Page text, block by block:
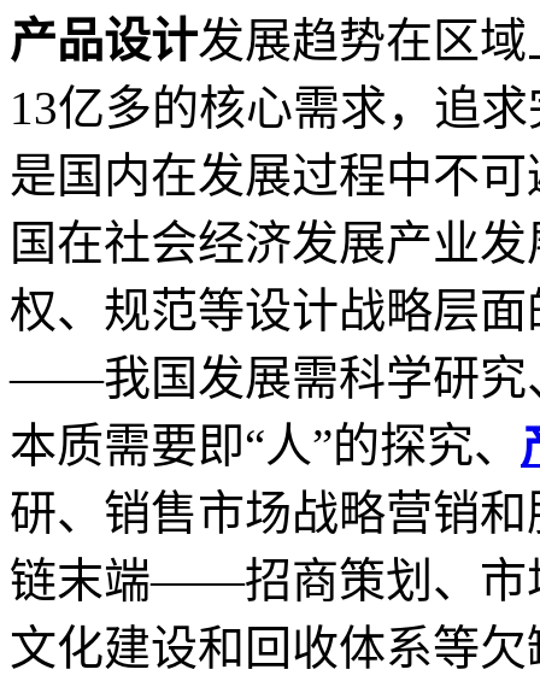
产品设计发展趋势在区
13亿多的核心需求，追
是国内在发展过程中不
国在社会经济发展产业
权、规范等设计战略层
——我国发展需科学研究
本质需要即“人”的探究、
研、销售市场战略营销
链末端——招商策划、市
文化建设和回收体系等